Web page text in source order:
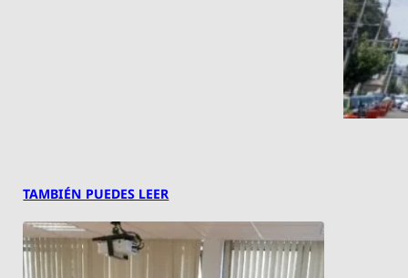
TAMBIÉN PUEDES LEER